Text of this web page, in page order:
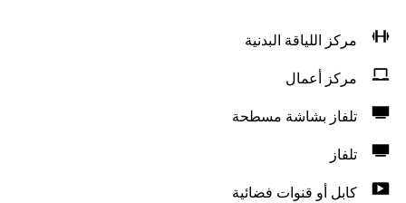
مركز اللياقة البدنية
مركز أعمال
تلفاز بشاشة مسطحة
تلفاز
كابل أو قنوات فضائية